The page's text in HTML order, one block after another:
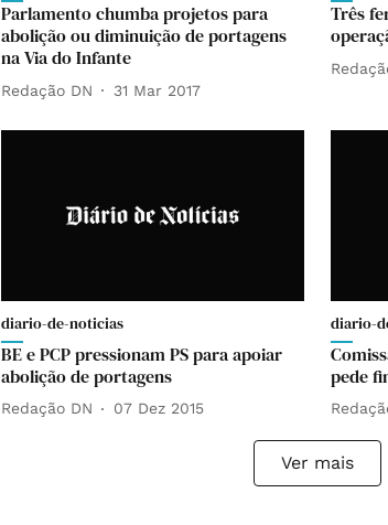
Parlamento chumba projetos para
abolição ou diminuição de portagens
na Via do Infante
Redação DN 31 Mar 2017
Três
diario-de-noticias
BE e PCP pressionam PS para apoiar
abolição de portagens
Redação DN 07 Dez 2015
diario-
pede
Ver mais